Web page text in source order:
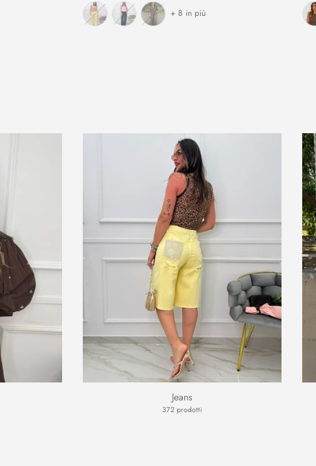
+ 8 in più
Jeans
372 prodotti